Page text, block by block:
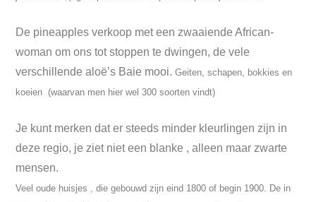
De pineapples verkoop met een zwaaiende African-
woman om ons tot stoppen te dwingen, de vele
verschillende aloë’s Baie mooi.Geiten, schapen, bokkies en
koeien (waarvan men hier wel 300 soorten vindt)
Je kunt merken dat er steeds minder kleurlingen zijn in
deze regio, je ziet niet een blanke , alleen maar zwarte
mensen.
Veel oude huisjes , die gebouwd zijn eind 1800 of begin 1900. De in